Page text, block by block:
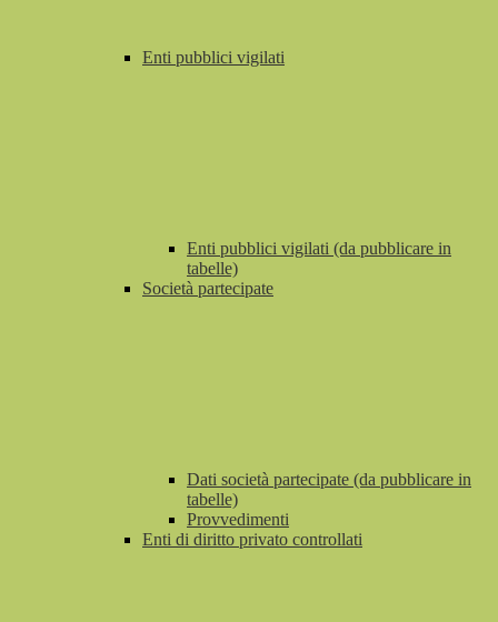
Enti pubblici vigilati
Enti pubblici vigilati (da pubblicare in
tabelle)
Società partecipate
Dati società partecipate (da pubblicare in
tabelle)
Provvedimenti
Enti di diritto privato controllati